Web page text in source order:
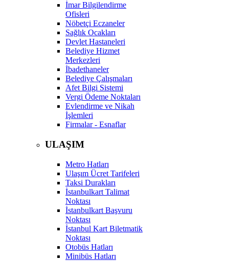
İmar Bilgilendirme
Ofisleri
Nöbetçi Eczaneler
Sağlık Ocakları
Devlet Hastaneleri
Belediye Hizmet
Merkezleri
İbadethaneler
Belediye Çalışmaları
Afet Bilgi Sistemi
Vergi Ödeme Noktaları
Evlendirme ve Nikah
İşlemleri
Firmalar - Esnaflar
ULAŞIM
Metro Hatları
Ulaşım Ücret Tarifeleri
Taksi Durakları
İstanbulkart Talimat
Noktası
İstanbulkart Başvuru
Noktası
İstanbul Kart Biletmatik
Noktası
Otobüs Hatları
Minibüs Hatları